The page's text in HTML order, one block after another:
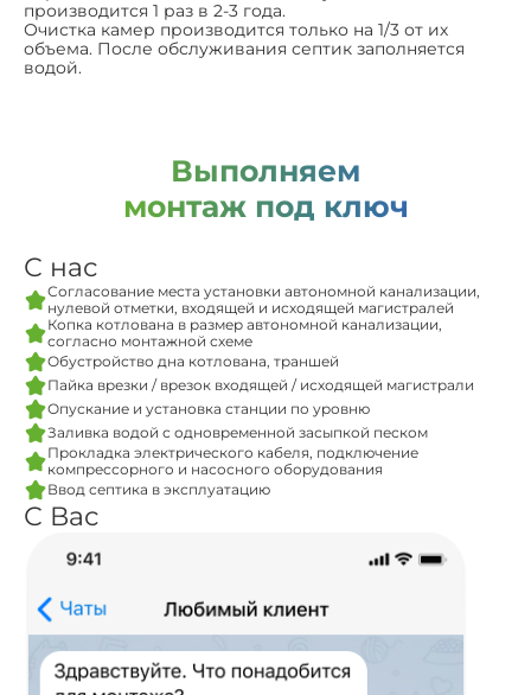
производится 1 раз в 2-3 года.
Очистка камер производится только на 1/3 от их
объема. После обслуживания септик заполняется
водой.
Выполняем
монтаж под ключ
С нас
Согласование места установки автономной канализации,
нулевой отметки, входящей и исходящей магистралей
Копка котлована в размер автономной канализации,
согласно монтажной схеме
Обустройство дна котлована, траншей
Пайка врезки / врезок входящей / исходящей магистрали
Опускание и установка станции по уровню
Заливка водой с одновременной засыпкой песком
Прокладка электрического кабеля, подключение
компрессорного и насосного оборудования
Ввод септика в эксплуатацию
С Вас